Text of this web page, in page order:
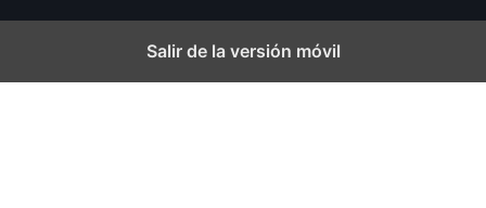
Salir de la versión móvil